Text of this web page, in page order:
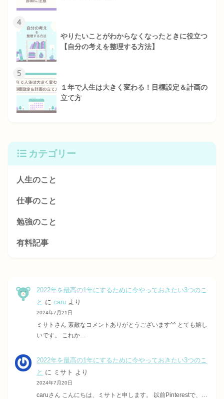
4
やりたいことがわからなくなったときに役立つ
【自分の考えを整理する方法】
5
１年で人生は大きく変わる！目標設定＆計画の
立て方
カテゴリー
人生のこと
仕事のこと
勉強のこと
有料記事
2022年を最高の1年にするために今やっておきたい3つのこ
と にcaru より
2024年7月21日
ミサトさん 素敵なコメントありがとうございます^^ とても嬉し
いです。 これか…
2022年を最高の1年にするために今やっておきたい3つのこ
と に ミサト より
2024年7月20日
caruさん こんにちは、ミサトと申します。 以前Pinterestで、…